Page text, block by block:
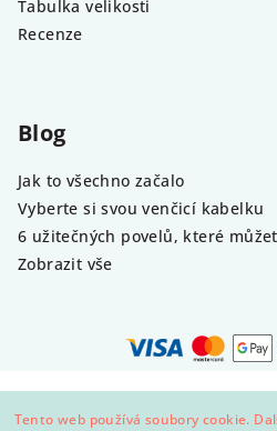
Tento web používá soubory cookie.
Tabulka velikosti
Recenze
Blog
Jak to všechno začalo
Vyberte si svou venčicí kabelku
6 užitečných povelů, které
Zobrazit vše
Copyright 2026Demeven.